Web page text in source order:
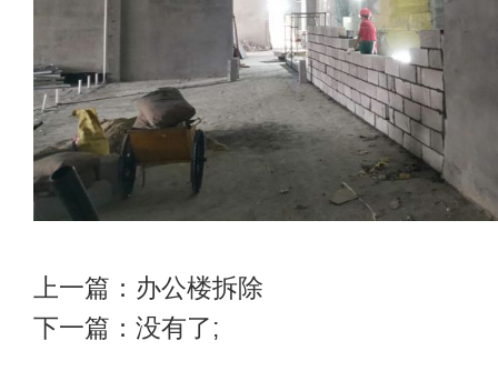
上一篇： 办公楼拆除
下一篇：没有了;